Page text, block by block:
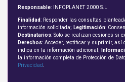
Responsable: INFOPLANET 2000 S.L
Finalidad: Responder las consultas
información solicitada; Legitimación:
Destinatarios: Solo se realizan cesiones si
Derechos: Acceder, rectificar y suprimir, así
indica en la información adicional;
la información completa de Protección de
Privacidad